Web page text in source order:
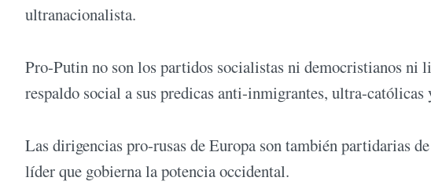
ultranacionalista.
Pro-Putin no son los partidos socialistas ni democristianos ni
respaldo social a sus predicas anti-inmigrantes, ultra-católicas
Las dirigencias pro-rusas de Europa son también partidarias
líder que gobierna la potencia occidental.